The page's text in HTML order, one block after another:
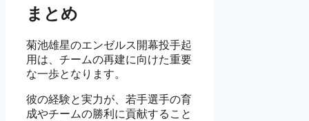
まとめ
菊池雄星のエンゼルス開幕投手起
用は、チームの再建に向けた重要
な一歩となります。
彼の経験と実力が、若手選手の育
成やチームの勝利に貢献すること